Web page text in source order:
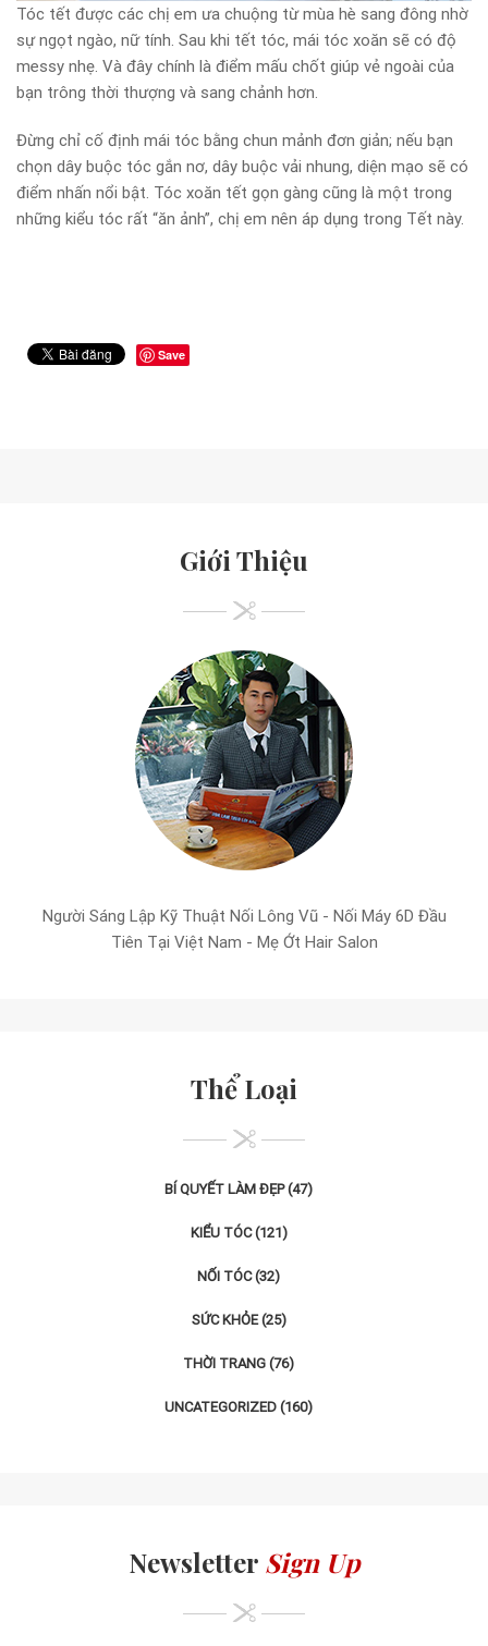
Tóc tết được các chị em ưa chuộng từ mùa hè sang đông nhờ
sự ngọt ngào, nữ tính. Sau khi tết tóc, mái tóc xoăn sẽ có độ
messy nhẹ. Và đây chính là điểm mấu chốt giúp vẻ ngoài của
bạn trông thời thượng và sang chảnh hơn.
Đừng chỉ cố định mái tóc bằng chun mảnh đơn giản; nếu bạn
chọn dây buộc tóc gắn nơ, dây buộc vải nhung, diện mạo sẽ có
điểm nhấn nổi bật. Tóc xoăn tết gọn gàng cũng là một trong
những kiểu tóc rất “ăn ảnh”, chị em nên áp dụng trong Tết này.
Save
Giới Thiệu
Người Sáng Lập Kỹ Thuật Nối Lông Vũ - Nối Máy 6D Đầu
Tiên Tại Việt Nam - Mẹ Ớt Hair Salon
Thể Loại
BÍ QUYẾT LÀM ĐẸP(47)
KIỂU TÓC(121)
NỐI TÓC(32)
SỨC KHỎE(25)
THỜI TRANG (76)
UNCATEGORIZED (160)
Newsletter Sign Up